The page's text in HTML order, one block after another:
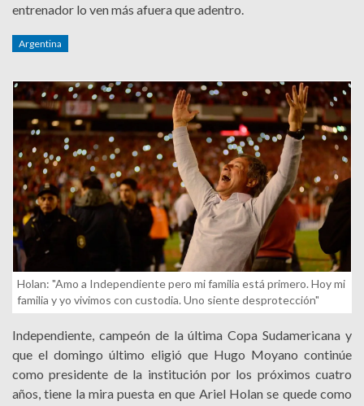
entrenador lo ven más afuera que adentro.
Argentina
Holan: "Amo a Independiente pero mi familia está primero. Hoy mi
familia y yo vivimos con custodia. Uno siente desprotección"
Independiente, campeón de la última Copa Sudamericana y
que el domingo último eligió que Hugo Moyano continúe
como presidente de la institución por los próximos cuatro
años, tiene la mira puesta en que Ariel Holan se quede como